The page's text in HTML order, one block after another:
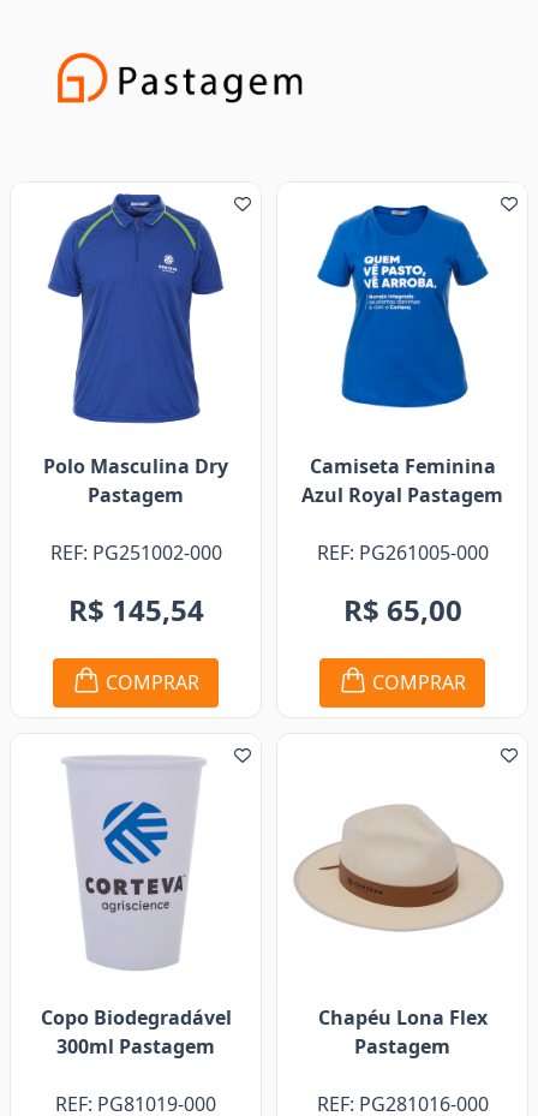
Polo Masculina Dry
Pastagem
REF: PG251002-000
R$ 145,54
COMPRAR
Camiseta Feminina
Azul Royal Pastagem
REF: PG261005-000
R$ 65,00
COMPRAR
Copo Biodegradável
300ml Pastagem
REF: PG81019-000
Chapéu Lona Flex
Pastagem
REF: PG281016-000